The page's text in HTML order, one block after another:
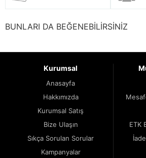
BUNLARI DA BEĞENEBİLİRSİNİZ
Kurumsal
Anasayfa
Hakkımızda
Kurumsal Satış
Bize Ulaşın
Sıkça Sorulan Sorular
Kampanyalar
ETK